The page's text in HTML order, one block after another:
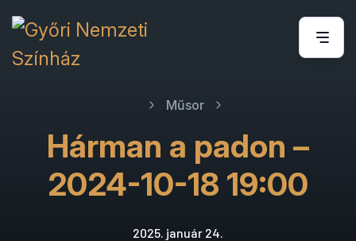
Műsor
Hárman a padon –
2024-10-18 19:00
2025. január 24.